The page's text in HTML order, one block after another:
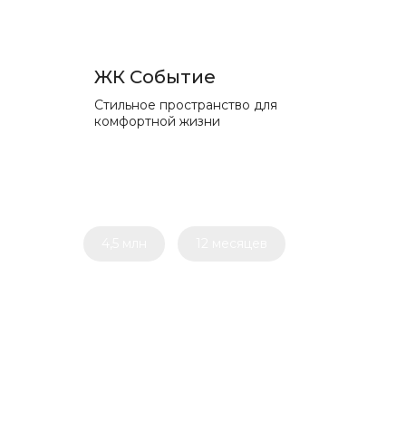
ЖК Событие
Стильное пространство для
комфортной жизни